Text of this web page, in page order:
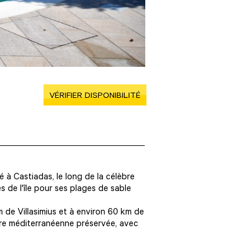
VÉRIFIER DISPONIBILITÉ
à Castiadas, le long de la célèbre
de l'île pour ses plages de sable
de Villasimius et à environ 60 km de
méditerranéenne préservée, avec